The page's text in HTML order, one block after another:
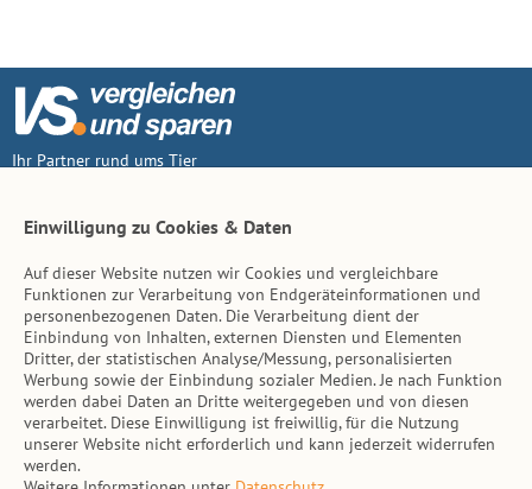
Ihr Partner rund ums Tier
Inhalt
Tierarzt-Suche
Hinweise
AGB
Impressum
Einwilligung zu Cookies & Daten
Auf dieser Website nutzen wir Cookies und vergleichbare
Funktionen zur Verarbeitung von Endgeräteinformationen und
personenbezogenen Daten. Die Verarbeitung dient der
Einbindung von Inhalten, externen Diensten und Elementen
Dritter, der statistischen Analyse/Messung, personalisierten
Werbung sowie der Einbindung sozialer Medien. Je nach Funktion
werden dabei Daten an Dritte weitergegeben und von diesen
verarbeitet. Diese Einwilligung ist freiwillig, für die Nutzung
unserer Website nicht erforderlich und kann jederzeit widerrufen
werden.